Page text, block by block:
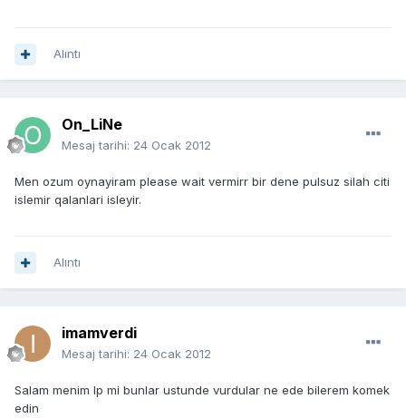
Alıntı
On_LiNe
Mesaj tarihi: 24 Ocak 2012
Men ozum oynayiram please wait vermirr bir dene pulsuz silah citi
islemir qalanlari isleyir.
Alıntı
imamverdi
Mesaj tarihi: 24 Ocak 2012
Salam menim Ip mi bunlar ustunde vurdular ne ede bilerem komek
edin